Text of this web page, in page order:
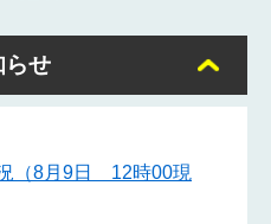
らせ
（8月9日 12時00現